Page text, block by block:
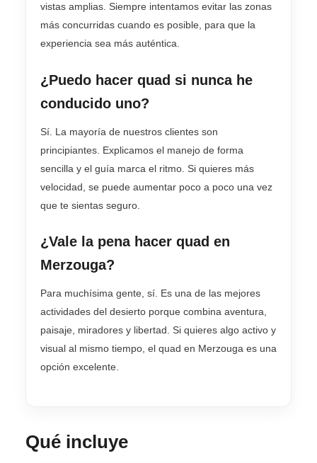
vistas amplias. Siempre intentamos evitar las zonas
más concurridas cuando es posible, para que la
experiencia sea más auténtica.
¿Puedo hacer quad si nunca he
conducido uno?
Sí. La mayoría de nuestros clientes son
principiantes. Explicamos el manejo de forma
sencilla y el guía marca el ritmo. Si quieres más
velocidad, se puede aumentar poco a poco una vez
que te sientas seguro.
¿Vale la pena hacer quad en
Merzouga?
Para muchísima gente, sí. Es una de las mejores
actividades del desierto porque combina aventura,
paisaje, miradores y libertad. Si quieres algo activo y
visual al mismo tiempo, el quad en Merzouga es una
opción excelente.
Qué incluye